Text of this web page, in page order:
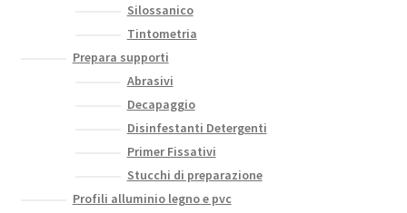
Silossanico
Tintometria
Prepara supporti
Abrasivi
Decapaggio
Disinfestanti Detergenti
Primer Fissativi
Stucchi di preparazione
Profili alluminio legno e pvc